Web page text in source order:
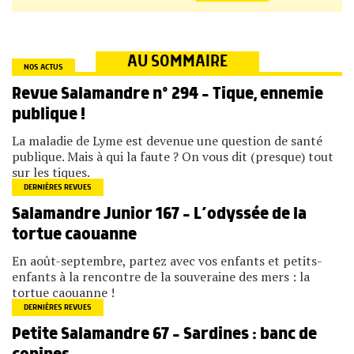
AU SOMMAIRE
NOS ACTUS
Revue Salamandre n° 294 – Tique, ennemie
publique !
La maladie de Lyme est devenue une question de santé
publique. Mais à qui la faute ? On vous dit (presque) tout
sur les tiques.
DERNIÈRES REVUES
Salamandre Junior 167 – L’odyssée de la
tortue caouanne
En août-septembre, partez avec vos enfants et petits-
enfants à la rencontre de la souveraine des mers : la
tortue caouanne !
DERNIÈRES REVUES
Petite Salamandre 67 – Sardines : banc de